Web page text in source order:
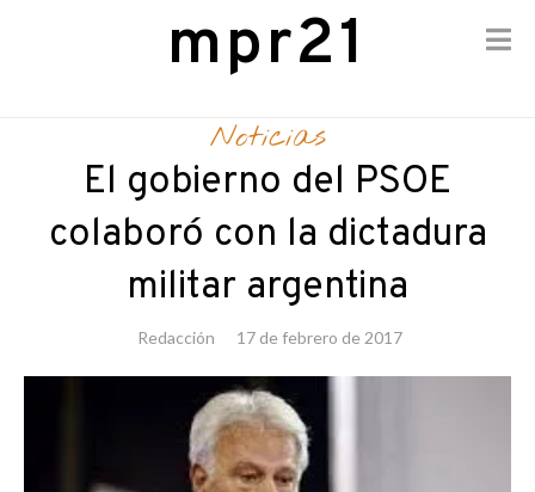
mpr21
Noticias
El gobierno del PSOE
colaboró con la dictadura
militar argentina
Redacción 17 de febrero de 2017